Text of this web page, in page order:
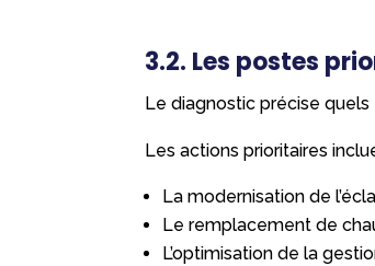
3.2. Les postes
Le diagnostic précise
Les actions prioritaires
La modernisation de
Le remplacement de
L’optimisation de la